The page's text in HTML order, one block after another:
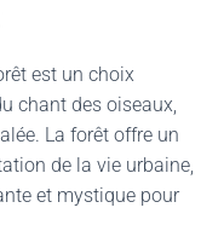
est un choix
chant des oiseaux,
La forêt offre un
de la vie urbaine,
et mystique pour